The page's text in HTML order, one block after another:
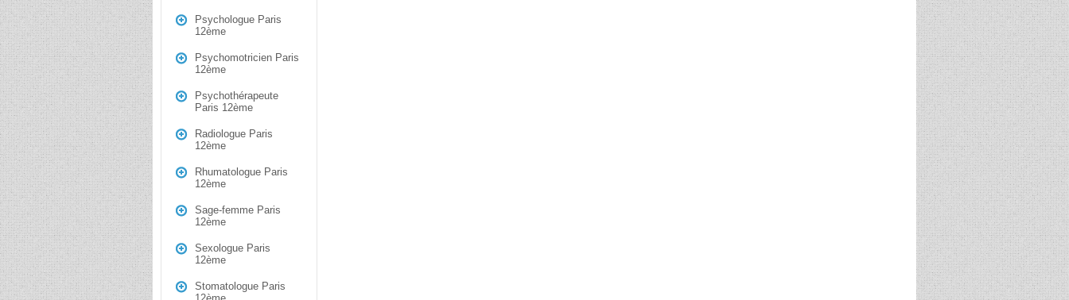
Psychologue Paris
12ème
Psychomotricien Paris
12ème
Psychothérapeute
Paris 12ème
Radiologue Paris
12ème
Rhumatologue Paris
12ème
Sage-femme Paris
12ème
Sexologue Paris
12ème
Stomatologue Paris